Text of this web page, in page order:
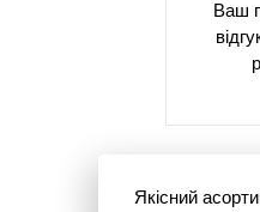
Ваш
Якісний